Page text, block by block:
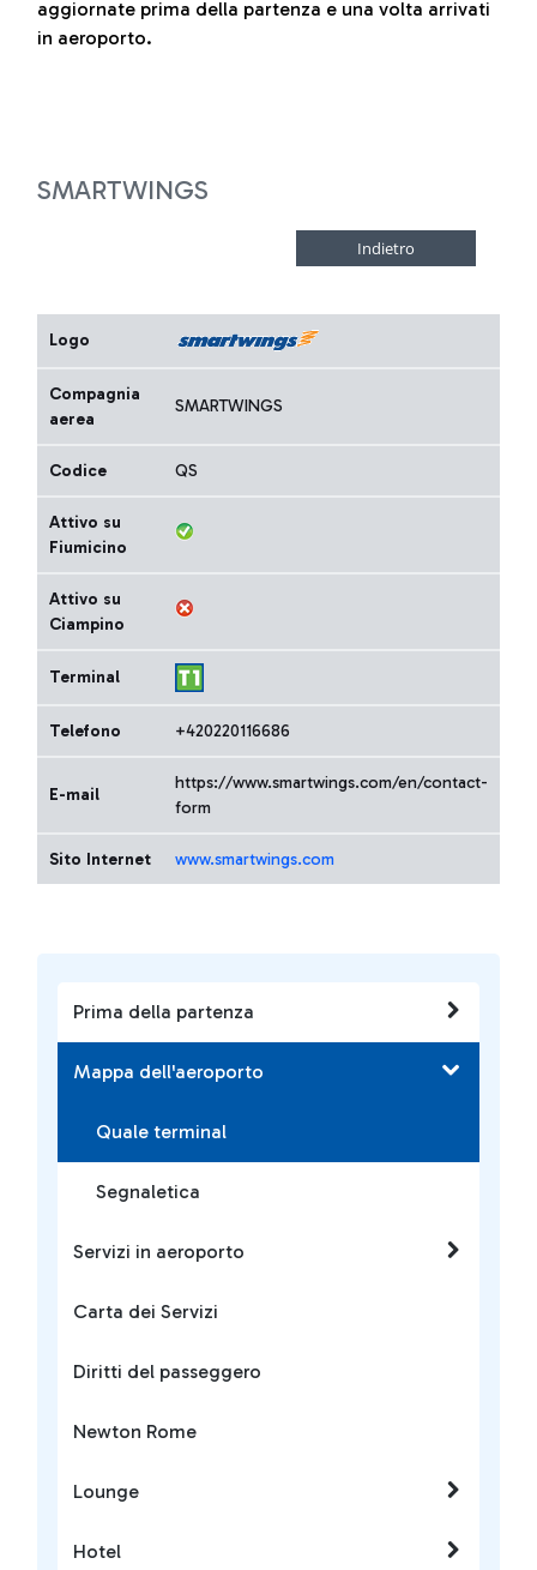
Prima della partenza
Mappa dell'aeroporto
Quale terminal
Segnaletica
Servizi in aeroporto
Carta dei Servizi
Diritti del passeggero
Newton Rome
Lounge
Hotel
aggiornate prima della partenza e una volta arrivati
in aeroporto.
SMARTWINGS
Logo
Compagnia
aerea
SMARTWINGS
Codice QS
Attivo su
Fiumicino
Attivo su
Ciampino
Terminal
Telefono +420220116686
E-mail
https://www.smartwings.com/en/contact-
form
Sito Internet www.smartwings.com